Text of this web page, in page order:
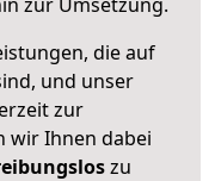
die auf
und unser
zur
wir Ihnen dabei
zu